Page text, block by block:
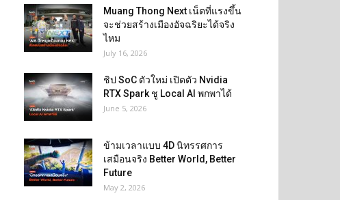
Muang Thong Next เน็ตที่แรงขึ้น
จะช่วยสร้างเมืองอัจฉริยะได้จริง
ไหม
July 16, 2026
ชิป SoC ตัวใหม่ เปิดตัว Nvidia
RTX Spark ชู Local AI พกพาได้
June 5, 2026
ข้ามเวลาแบบ 4D นิทรรศการ
เสมือนจริง Better World, Better
Future
May 2, 2026